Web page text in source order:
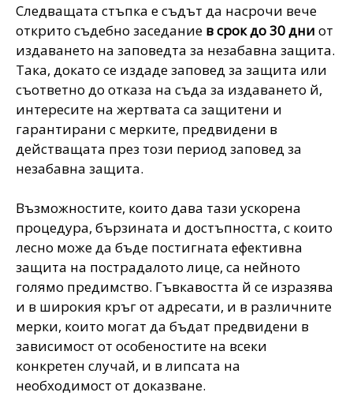
Следващата стъпка е съдът да насрочи вече
открито съдебно заседание в срок до 30 дни от
издаването на заповедта за незабавна защита.
Така, докато се издаде заповед за защита или
съответно до отказа на съда за издаването й,
интересите на жертвата са защитени и
гарантирани с мерките, предвидени в
действащата през този период заповед за
незабавна защита.
Възможностите, които дава тази ускорена
процедура, бързината и достъпността, с които
лесно може да бъде постигната ефективна
защита на пострадалото лице, са нейното
голямо предимство. Гъвкавостта й се изразява
и в широкия кръг от адресати, и в различните
мерки, които могат да бъдат предвидени в
зависимост от особеностите на всеки
конкретен случай, и в липсата на
необходимост от доказване.